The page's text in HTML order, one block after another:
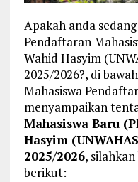
Apakah anda
Pendaftaran
Wahid Hasyim
2025/2026?, di
Mahasiswa
menyampaikan
Mahasiswa Baru
Hasyim
2025/2026,
berikut: